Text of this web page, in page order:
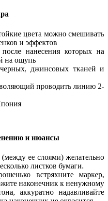
цвета можно смешивать
и эффектов
нанесения которых на
на ощупь
джинсовых тканей и
проводить линию 2-
и нюансы
ее слоями) желательно
листков бумаги.
встряхните маркер,
наконечник к ненужному
аккуратно надавливайте